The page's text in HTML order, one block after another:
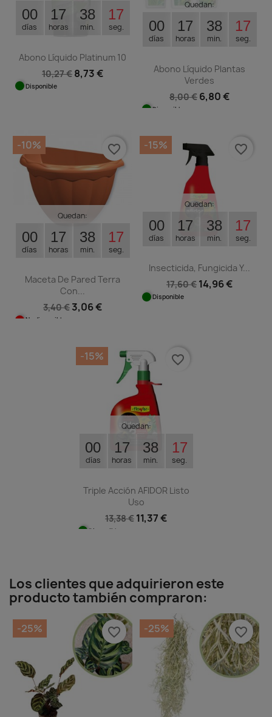
00
días
17
horas
38
min.
17
seg.
Abono Líquido Platinum 10
10,27 € 8,73 €
Disponible
Quedan:
00
días
17
horas
38
min.
17
seg.
Abono Líquido Plantas
Verdes
8,00 € 6,80 €
Disponible
Quedan:
00
días
17
horas
38
min.
17
seg.
Maceta De Pared Terra
Con...
3,40 € 3,06 €
No disponible
-10% favorite_border
Quedan:
00
días
17
horas
38
min.
17
seg.
Insecticida, Fungicida Y...
17,60 € 14,96 €
Disponible
-15% favorite_border
Quedan:
00
días
17
horas
38
min.
17
seg.
Triple Acción AFIDOR Listo
Uso
13,38 € 11,37 €
Disponible
-15% favorite_border
Los clientes que adquirieron este
producto también compraron:
-25% favorite_border -25% favorite_border